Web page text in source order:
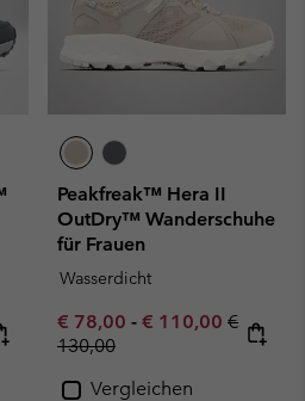
price:price:
Peakfreak™ Hera II
OutDry™ Wanderschuhe
für Frauen
Wasserdicht
Minimum sale price:
€ 78,00 - Maximum sale
€ 110,00 Regular
€
130,00
Vergleichen